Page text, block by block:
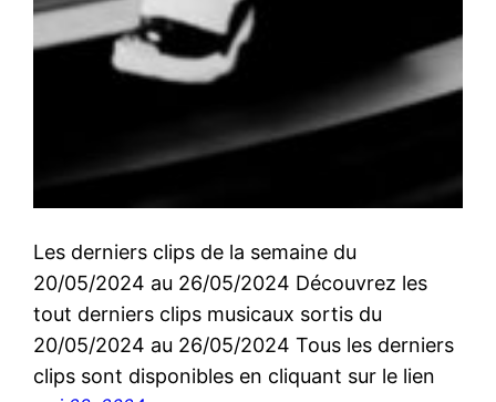
Les derniers clips de la semaine du
20/05/2024 au 26/05/2024 Découvrez les
tout derniers clips musicaux sortis du
20/05/2024 au 26/05/2024 Tous les derniers
clips sont disponibles en cliquant sur le lien